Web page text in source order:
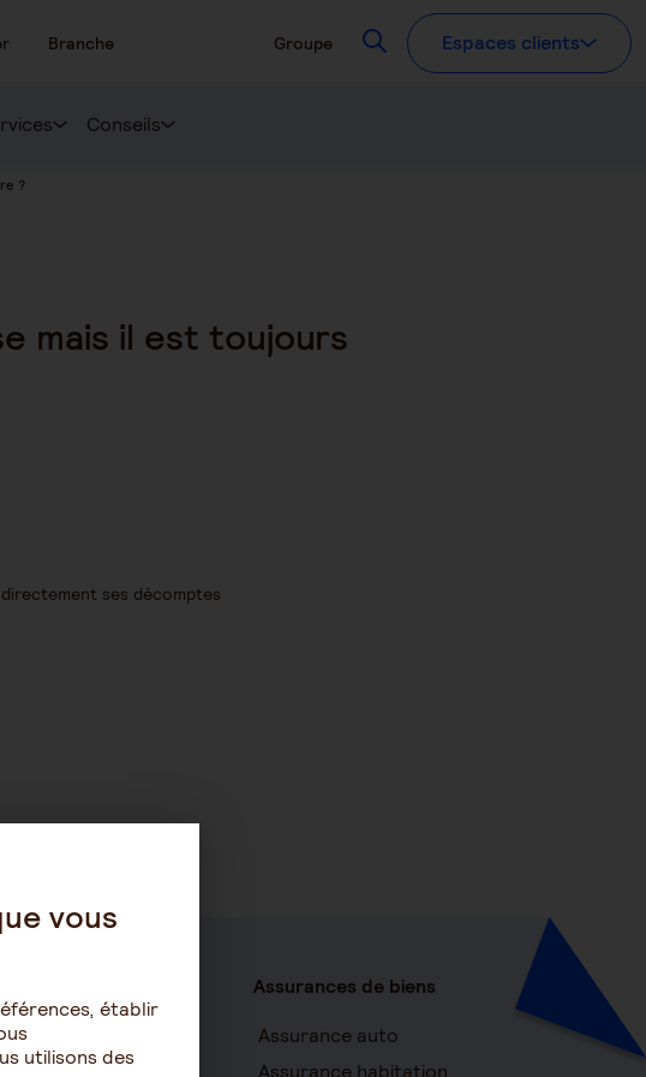
Branche Groupe RecherchezEspaces clients
Conseils
?
mais il est toujours
ses décomptes
avec services
seniors
Assurances de biens
Assurance auto
Assurance habitation
vous
établir
utilisons des